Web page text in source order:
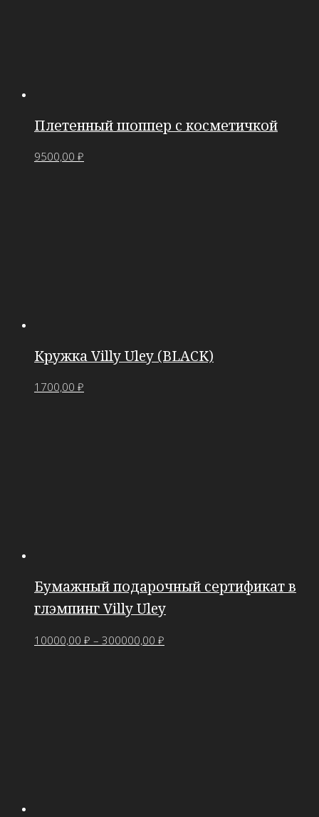
Плетенный шоппер с косметичкой
9500,00 ₽
Кружка Villy Uley (BLACK)
1700,00 ₽
Бумажный подарочный сертификат в
глэмпинг Villy Uley
10000,00 ₽ – 300000,00 ₽